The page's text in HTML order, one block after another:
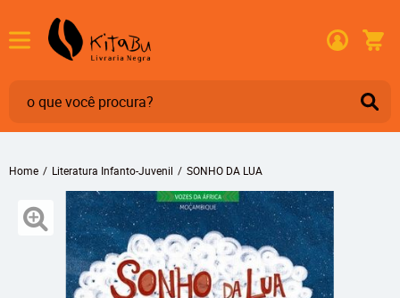
Home Literatura Infanto-Juvenil SONHO DA LUA